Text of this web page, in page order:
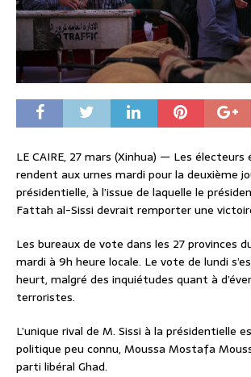
LE CAIRE, 27 mars (Xinhua) — Les électeurs
rendent aux urnes mardi pour la deuxième
présidentielle, à l’issue de laquelle le
Fattah al-Sissi devrait remporter une
Les bureaux de vote dans les 27 provinces
mardi à 9h heure locale. Le vote de lundi
heurt, malgré des inquiétudes quant à
terroristes.
L’unique rival de M. Sissi à la présidentielle
politique peu connu, Moussa Mostafa
parti libéral Ghad.